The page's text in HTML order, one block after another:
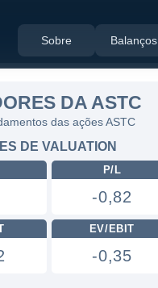
Sobre Balanços
DA ASTC
das ações ASTC
DE VALUATION
P/L
-0,82
EV/EBIT
-0,35